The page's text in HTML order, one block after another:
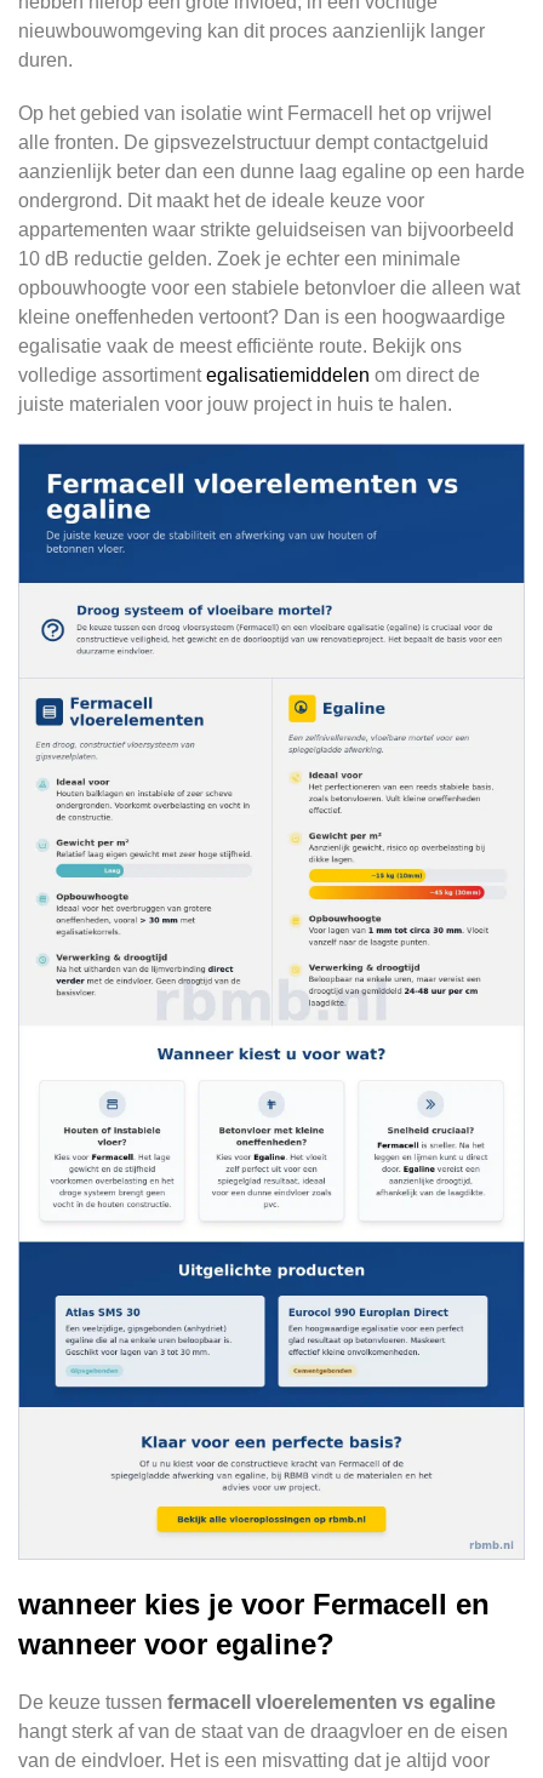
nieuwbouwomgeving kan dit proces aanzienlijk langer
duren.
Op het gebied van isolatie wint Fermacell het op vrijwel
alle fronten. De gipsvezelstructuur dempt contactgeluid
aanzienlijk beter dan een dunne laag egaline op een harde
ondergrond. Dit maakt het de ideale keuze voor
appartementen waar strikte geluidseisen van bijvoorbeeld
10 dB reductie gelden. Zoek je echter een minimale
opbouwhoogte voor een stabiele betonvloer die alleen wat
kleine oneffenheden vertoont? Dan is een hoogwaardige
egalisatie vaak de meest efficiënte route. Bekijk ons
volledige assortimentegalisatiemiddelen om direct de
juiste materialen voor jouw project in huis te halen.
wanneer kies je voor Fermacell en
wanneer voor egaline?
De keuze tussen fermacell vloerelementen vs egaline
hangt sterk af van de staat van de draagvloer en de eisen
van de eindvloer. Het is een misvatting dat je altijd voor